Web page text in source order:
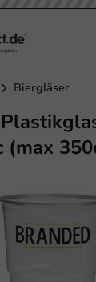
Biergläser
(max